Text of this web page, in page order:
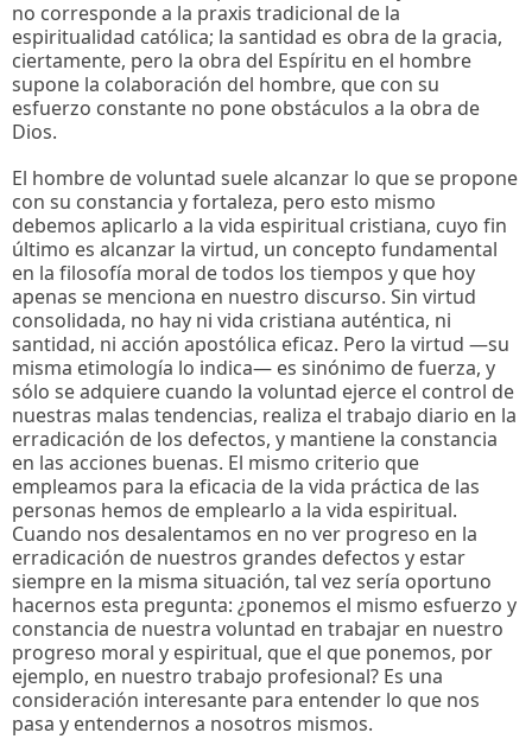
no corresponde a la praxis tradicional de la
espiritualidad católica; la santidad es obra de la gracia,
ciertamente, pero la obra del Espíritu en el hombre
supone la colaboración del hombre, que con su
esfuerzo constante no pone obstáculos a la obra de
Dios.
El hombre de voluntad suele alcanzar lo que se propone
con su constancia y fortaleza, pero esto mismo
debemos aplicarlo a la vida espiritual cristiana, cuyo fin
último es alcanzar la virtud, un concepto fundamental
en la filosofía moral de todos los tiempos y que hoy
apenas se menciona en nuestro discurso. Sin virtud
consolidada, no hay ni vida cristiana auténtica, ni
santidad, ni acción apostólica eficaz. Pero la virtud —su
misma etimología lo indica— es sinónimo de fuerza, y
sólo se adquiere cuando la voluntad ejerce el control de
nuestras malas tendencias, realiza el trabajo diario en la
erradicación de los defectos, y mantiene la constancia
en las acciones buenas. El mismo criterio que
empleamos para la eficacia de la vida práctica de las
personas hemos de emplearlo a la vida espiritual.
Cuando nos desalentamos en no ver progreso en la
erradicación de nuestros grandes defectos y estar
siempre en la misma situación, tal vez sería oportuno
hacernos esta pregunta: ¿ponemos el mismo esfuerzo y
constancia de nuestra voluntad en trabajar en nuestro
progreso moral y espiritual, que el que ponemos, por
ejemplo, en nuestro trabajo profesional? Es una
consideración interesante para entender lo que nos
pasa y entendernos a nosotros mismos.